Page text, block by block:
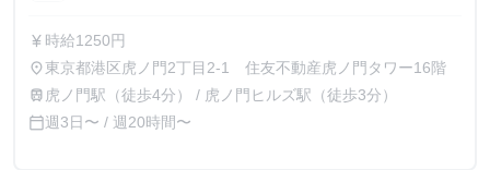
currency_yen 時給1250円
place東京都港区虎ノ門2丁目2-1 住友不動産虎ノ門タワー16階
train 虎ノ門駅（徒歩4分） / 虎ノ門ヒルズ駅（徒歩3分）
calendar_today週3日〜 / 週20時間〜